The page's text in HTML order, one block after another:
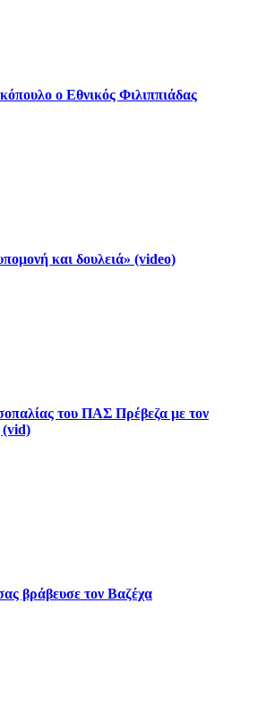
ο Εθνικός Φιλιππιάδας
και δουλειά» (video)
του ΠΑΣ Πρέβεζα με τον
(vid)
βράβευσε τον Βαζέχα